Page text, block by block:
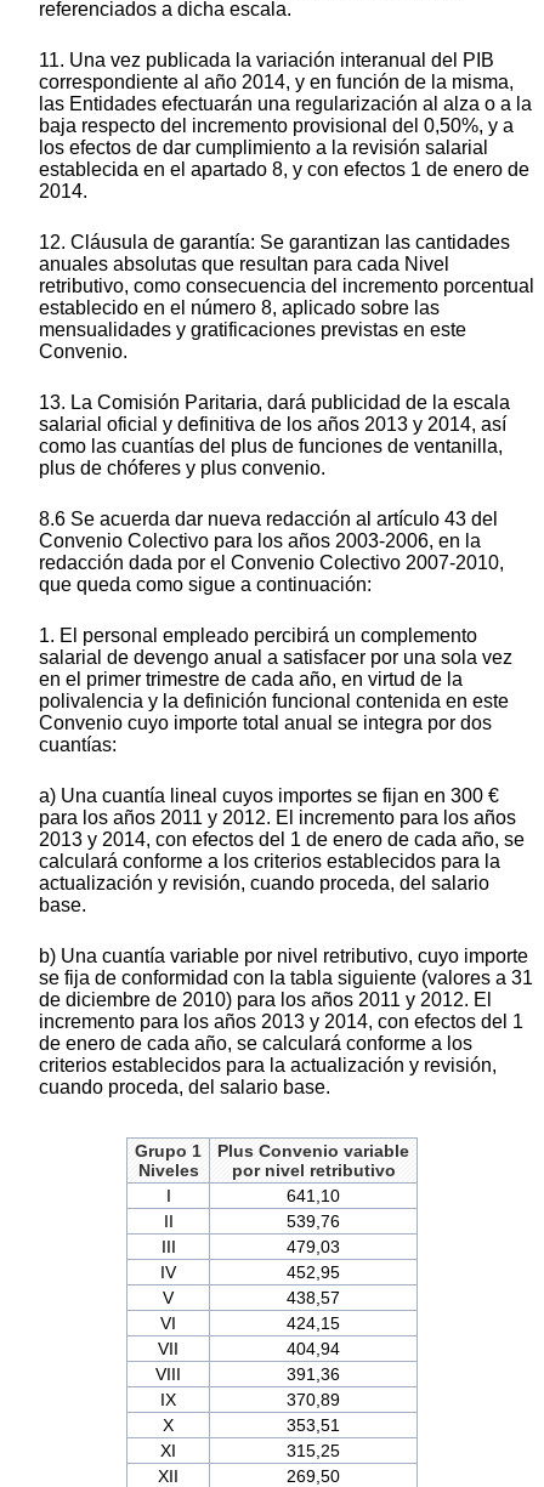
referenciados a dicha escala.
11. Una vez publicada la variación interanual del PIB
correspondiente al año 2014, y en función de la misma,
las Entidades efectuarán una regularización al alza o a la
baja respecto del incremento provisional del 0,50%, y a
los efectos de dar cumplimiento a la revisión salarial
establecida en el apartado 8, y con efectos 1 de enero de
2014.
12. Cláusula de garantía: Se garantizan las cantidades
anuales absolutas que resultan para cada Nivel
retributivo, como consecuencia del incremento porcentual
establecido en el número 8, aplicado sobre las
mensualidades y gratificaciones previstas en este
Convenio.
13. La Comisión Paritaria, dará publicidad de la escala
salarial oficial y definitiva de los años 2013 y 2014, así
como las cuantías del plus de funciones de ventanilla,
plus de chóferes y plus convenio.
8.6 Se acuerda dar nueva redacción al artículo 43 del
Convenio Colectivo para los años 2003-2006, en la
redacción dada por el Convenio Colectivo 2007-2010,
que queda como sigue a continuación:
1. El personal empleado percibirá un complemento
salarial de devengo anual a satisfacer por una sola vez
en el primer trimestre de cada año, en virtud de la
polivalencia y la definición funcional contenida en este
Convenio cuyo importe total anual se integra por dos
cuantías:
a) Una cuantía lineal cuyos importes se fijan en 300 €
para los años 2011 y 2012. El incremento para los años
2013 y 2014, con efectos del 1 de enero de cada año, se
calculará conforme a los criterios establecidos para la
actualización y revisión, cuando proceda, del salario
base.
b) Una cuantía variable por nivel retributivo, cuyo importe
se fija de conformidad con la tabla siguiente (valores a 31
de diciembre de 2010) para los años 2011 y 2012. El
incremento para los años 2013 y 2014, con efectos del 1
de enero de cada año, se calculará conforme a los
criterios establecidos para la actualización y revisión,
cuando proceda, del salario base.
Grupo 1
Niveles
Plus Convenio variable
por nivel retributivo
I
641,10
II
539,76
III
479,03
IV
452,95
V
438,57
VI
424,15
VII
404,94
VIII
391,36
IX
370,89
X
353,51
XI
315,25
XII
269,50